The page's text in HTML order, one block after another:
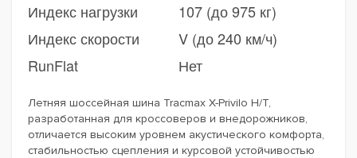
Индекс нагрузки
107 (до 975 кг)
Индекс скорости
V (до 240 км/ч)
RunFlat
Нет
Летняя шоссейная шина Tracmax X-Privilo H/T,
разработанная для кроссоверов и внедорожников,
отличается высоким уровнем акустического комфорта,
стабильностью сцепления и курсовой устойчивостью